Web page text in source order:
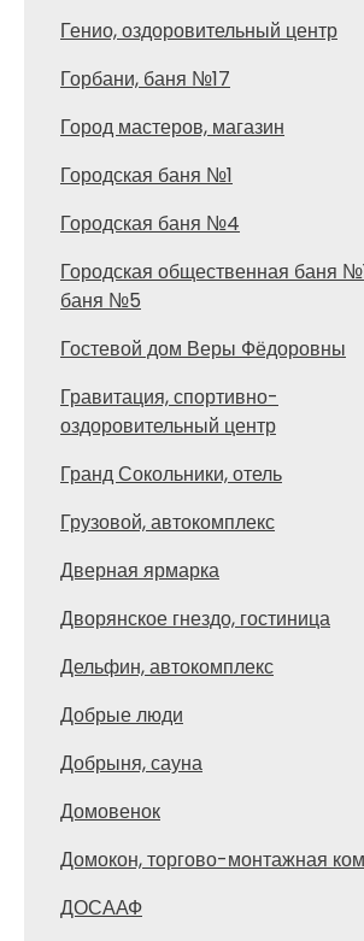
Генио, оздоровительный центр
Горбани, баня №17
Город мастеров, магазин
Городская баня №1
Городская баня №4
Городская общественная баня
баня №5
Гостевой дом Веры Фёдоровны
Гравитация, спортивно-
оздоровительный центр
Гранд Сокольники, отель
Грузовой, автокомплекс
Дверная ярмарка
Дворянское гнездо, гостиница
Дельфин, автокомплекс
Добрые люди
Добрыня, сауна
Домовенок
Домокон, торгово-монтажная
ДОСААФ